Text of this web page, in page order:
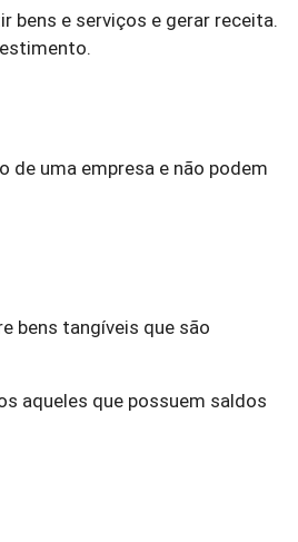
bens e serviços e gerar receita.
de uma empresa e não podem
bens tangíveis que são
aqueles que possuem saldos